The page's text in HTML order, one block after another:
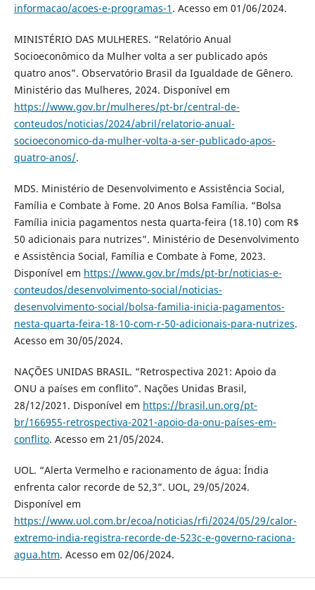
informacao/acoes-e-programas-1 . Acesso em 01/06/2024.
MINISTÉRIO DAS MULHERES. “Relatório Anual
Socioeconômico da Mulher volta a ser publicado após
quatro anos”. Observatório Brasil da Igualdade de Gênero.
Ministério das Mulheres, 2024. Disponível em
https://www.gov.br/mulheres/pt-br/central-de-
conteudos/noticias/2024/abril/relatorio-anual-
socioeconomico-da-mulher-volta-a-ser-publicado-apos-
quatro-anos/.
MDS. Ministério de Desenvolvimento e Assistência Social,
Família e Combate à Fome. 20 Anos Bolsa Família. “Bolsa
Família inicia pagamentos nesta quarta-feira (18.10) com R$
50 adicionais para nutrizes”. Ministério de Desenvolvimento
e Assistência Social, Família e Combate à Fome, 2023.
Disponível em https://www.gov.br/mds/pt-br/noticias-e-
conteudos/desenvolvimento-social/noticias-
desenvolvimento-social/bolsa-familia-inicia-pagamentos-
nesta-quarta-feira-18-10-com-r-50-adicionais-para-nutrizes.
Acesso em 30/05/2024.
NAÇÕES UNIDAS BRASIL. “Retrospectiva 2021: Apoio da
ONU a países em conflito”. Nações Unidas Brasil,
28/12/2021. Disponível em https://brasil.un.org/pt-
br/166955-retrospectiva-2021-apoio-da-onu-países-em-
conflito. Acesso em 21/05/2024.
UOL. “Alerta Vermelho e racionamento de água: Índia
enfrenta calor recorde de 52,3”. UOL, 29/05/2024.
Disponível em
https://www.uol.com.br/ecoa/noticias/rfi/2024/05/29/calor-
extremo-india-registra-recorde-de-523c-e-governo-raciona-
agua.htm. Acesso em 02/06/2024.